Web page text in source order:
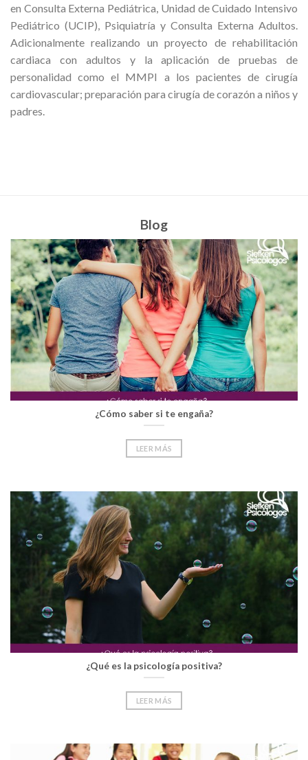
en Consulta Externa Pediátrica, Unidad de Cuidado Intensivo
Pediátrico (UCIP), Psiquiatría y Consulta Externa Adultos.
Adicionalmente realizando un proyecto de rehabilitación
cardiaca con adultos y la aplicación de pruebas de
personalidad como el MMPI a los pacientes de cirugía
cardiovascular; preparación para cirugía de corazón a niños y
padres.
Blog
¿Cómo saber si te engaña?
LEER MÁS
¿Qué es la psicología positiva?
LEER MÁS